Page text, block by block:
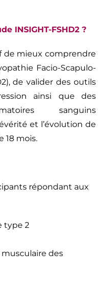
INSIGHT-FSHD2 ?
de mieux comprendre
Facio-Scapulo-
de valider des outils
ainsi que des
sanguins
et l’évolution de
18 mois.
répondant aux
type 2
musculaire des